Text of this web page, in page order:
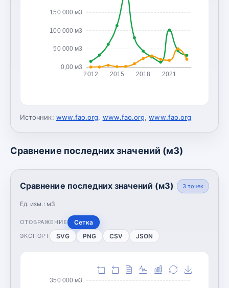
0,00 м3
50 000 м3
100 000 м3
150 000 м3
2012 2015 2018 2021
Источник: www.fao.org, www.fao.org,www.fao.org
Сравнение последних значений (м3)
Сравнение последних значений (м3)
Ед. изм.: м3
3точек
ОТОБРАЖЕНИЕ Сетка
ЭКСПОРТ SVG PNG CSV JSON
350 000 м3